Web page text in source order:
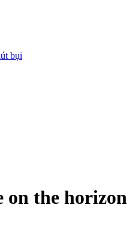
bụi
on the horizon